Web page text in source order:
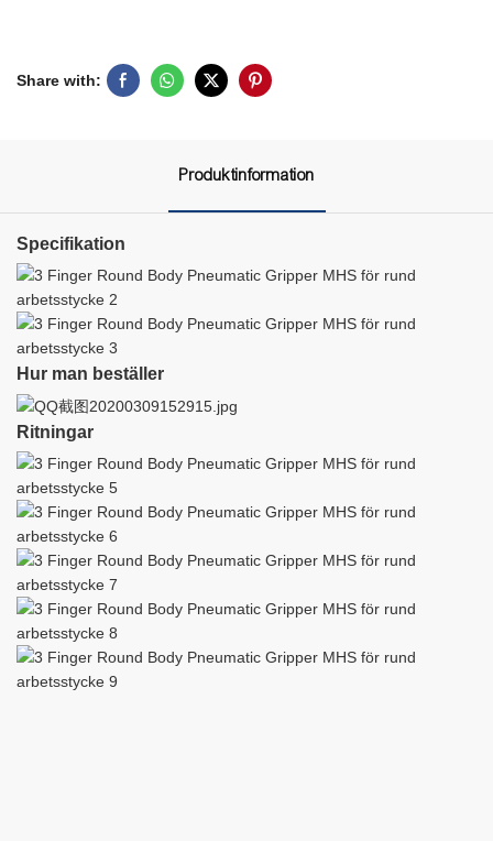
Share with:
Produktinformation
Specifikation
Hur man beställer
Ritningar